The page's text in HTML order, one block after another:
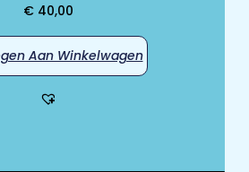
€ 40,00
Aan Winkelwagen